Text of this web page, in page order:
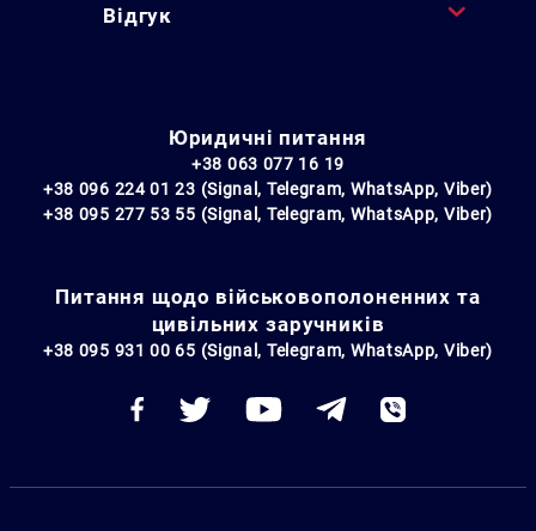
Відгук
Юридичні питання
+38 063 077 16 19
+38 096 224 01 23 (Signal, Telegram, WhatsApp, Viber)
+38 095 277 53 55 (Signal, Telegram, WhatsApp, Viber)
Питання щодо військовополоненних та
цивільних заручників
+38 095 931 00 65 (Signal, Telegram, WhatsApp, Viber)